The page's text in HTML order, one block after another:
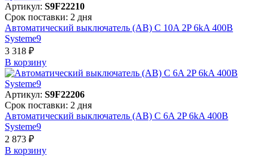
Артикул: S9F22210
Срок поставки: 2 дня
Автоматический выключатель (АВ) C 10A 2P 6kA 400В
Systeme9
3 318 ₽
В корзинy
Артикул: S9F22206
Срок поставки: 2 дня
Автоматический выключатель (АВ) C 6A 2P 6kA 400В
Systeme9
2 873 ₽
В корзинy